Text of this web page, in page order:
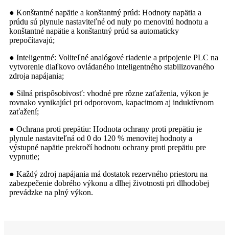
● Konštantné napätie a konštantný prúd: Hodnoty napätia a
prúdu sú plynule nastaviteľné od nuly po menovitú hodnotu a
konštantné napätie a konštantný prúd sa automaticky
prepočítavajú;
● Inteligentné: Voliteľné analógové riadenie a pripojenie PLC na
vytvorenie diaľkovo ovládaného inteligentného stabilizovaného
zdroja napájania;
● Silná prispôsobivosť: vhodné pre rôzne zaťaženia, výkon je
rovnako vynikajúci pri odporovom, kapacitnom aj induktívnom
zaťažení;
● Ochrana proti prepätiu: Hodnota ochrany proti prepätiu je
plynule nastaviteľná od 0 do 120 % menovitej hodnoty a
výstupné napätie prekročí hodnotu ochrany proti prepätiu pre
vypnutie;
● Každý zdroj napájania má dostatok rezervného priestoru na
zabezpečenie dobrého výkonu a dlhej životnosti pri dlhodobej
prevádzke na plný výkon.